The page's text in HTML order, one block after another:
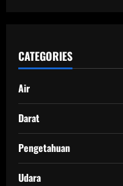
CATEGORIES
Air
Darat
Pengetahuan
Udara